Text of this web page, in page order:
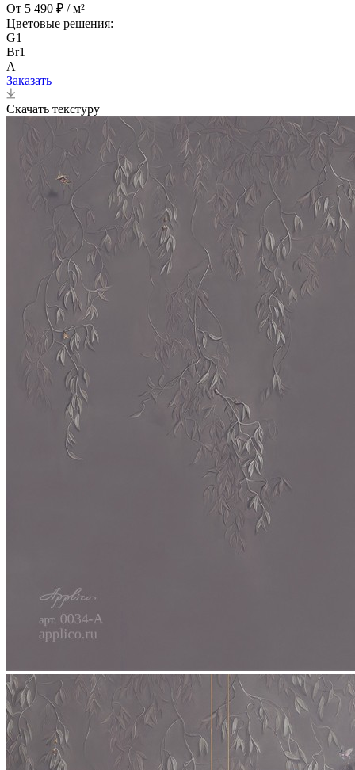
От 5 490 ₽ / м²
Цветовые решения:
G1
Br1
A
Заказать
Скачать текстуру